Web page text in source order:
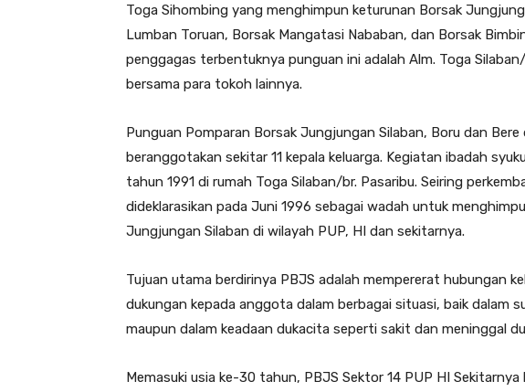
Toga Sihombing yang menghimpun keturunan Borsak
Lumban Toruan, Borsak Mangatasi Nababan, dan Borsak
penggagas terbentuknya punguan ini adalah Alm. Toga
bersama para tokoh lainnya.
Punguan Pomparan Borsak Jungjungan Silaban, Boru dan
beranggotakan sekitar 11 kepala keluarga. Kegiatan ibadah
tahun 1991 di rumah Toga Silaban/br. Pasaribu. Seiring
dideklarasikan pada Juni 1996 sebagai wadah untuk
Jungjungan Silaban di wilayah PUP, HI dan sekitarnya.
Tujuan utama berdirinya PBJS adalah mempererat hubungan
dukungan kepada anggota dalam berbagai situasi, baik dalam
maupun dalam keadaan dukacita seperti sakit dan meninggal
Memasuki usia ke-30 tahun, PBJS Sektor 14 PUP HI